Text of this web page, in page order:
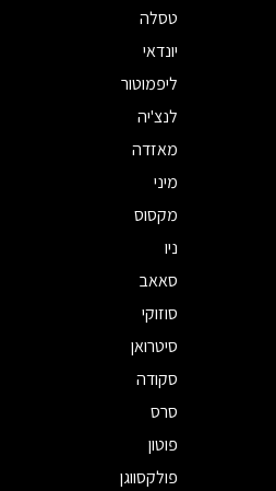
טסלה
יונדאי
ליפמוטור
לנצ'יה
מאזדה
מיני
מקסוס
ניו
סאאב
סוזוקי
סיטרואן
סקודה
סרס
פוטון
פולקסווגן